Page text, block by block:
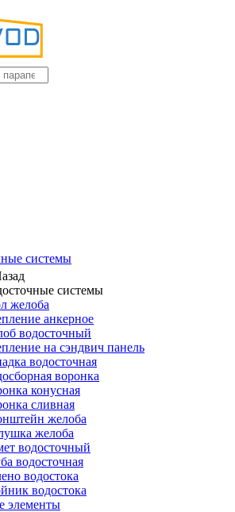
системы
системы
желоба
анкерное
водосточный
на сэндвич панель
водосточная
воронка
конусная
сливная
желоба
желоба
водосточный
водосточная
водостока
водостока
элементы